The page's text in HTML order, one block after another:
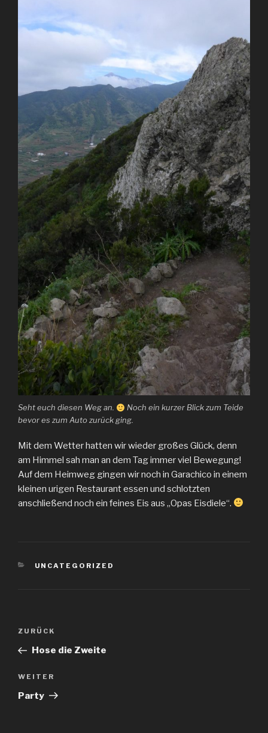
Seht euch diesen Weg an.
Noch ein kurzer Blick zum Teide
bevor es zum Auto zurück ging.
Mit dem Wetter hatten wir wieder großes Glück, denn
am Himmel sah man an dem Tag immer viel Bewegung!
Auf dem Heimweg gingen wir noch in Garachico in einem
kleinen urigen Restaurant essen und schlotzten
anschließend noch ein feines Eis aus „Opas Eisdiele“.
KATEGORIEN
UNCATEGORIZED
Beitragsnavigation
Vorheriger
Beitrag
ZURÜCK
Hose die Zweite
Nächster
Beitrag
WEITER
Party